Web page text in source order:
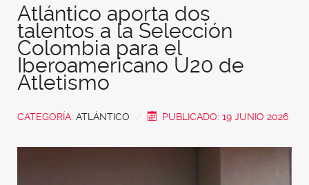
Atlántico aporta dos
talentos a la Selección
Colombia para el
Iberoamericano U20 de
Atletismo
CATEGORÍA: ATLÁNTICO PUBLICADO: 19 JUNIO 2026